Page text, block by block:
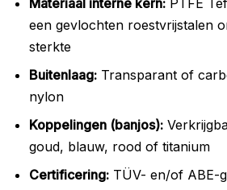
een gevlochten roestvrijstalen
sterkte
Buitenlaag:Transparant of
nylon
Koppelingen (banjos):
goud, blauw, rood of titanium
Certificering:TÜV- en/of ABE-